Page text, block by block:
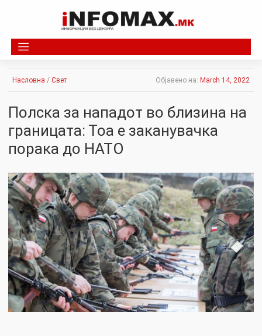
Насловна / Свет Објавено на: March 14, 2022
Полска за нападот во близина на
границата: Тоа е заканувачка
порака до НАТО